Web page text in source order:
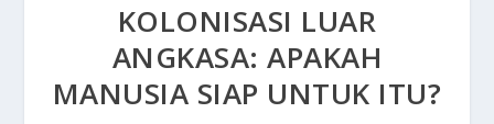
KOLONISASI LUAR
ANGKASA: APAKAH
MANUSIA SIAP UNTUK ITU?